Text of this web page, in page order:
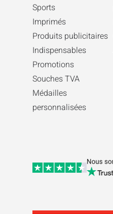
Sports
Imprimés
Produits publicitaires
Indispensables
Promotions
Souches TVA
Médailles
personnalisées